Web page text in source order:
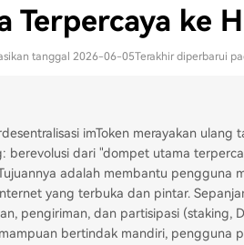
Terpercaya ke
tanggal 2026-06-05Terakhir diperbarui
imToken merayakan
berevolusi dari "dompet utama
adalah membantu pengguna
yang terbuka dan pintar.
pengiriman, dan partisipasi (staking,
bertindak mandiri, pengguna